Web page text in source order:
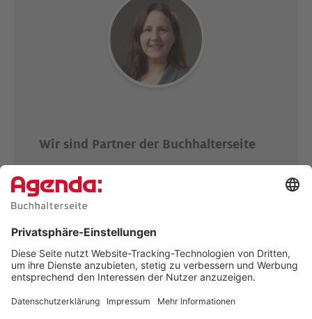
Wir sind Partner der Buch­halterseite
Buchhaltungsprofis direkt in Ihrem Ar­beit­sall­
tag. Hierbei sind kompakte In­for­ma­tions­ver­
Maxime des neuen Web­an­ge­bots. Maxime, die
auch für unsere NWB Angebote gel­ten. Da­her
unter­stützen wir als Part­ner sehr gerne die
Informationen aus NWB-Rechnungswesen –